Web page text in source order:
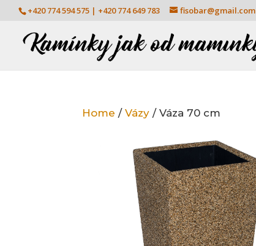
+420 774 594 575 | +420 774 649 783 fisobar@gmail.com
Home /Vázy / Váza 70 cm